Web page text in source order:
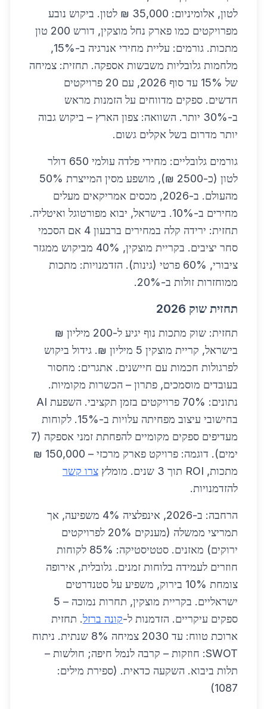
לטון, אלומיניום: 35,000 ₪ לטון. ביקוש נובע
מפרויקטים כמו פארק נחל מוצקין, דורש 200 טון
מתכות. גורמים: עליית מחירי אנרגיה ב-15%,
מלחמות גלובליות משבשות אספקה. תחזית: צמיחה
של 15% עד סוף 2026, עם 20 פרויקטים
חדשים. ספקים מדווחים על הזמנות מראש
ב-30% יותר. השוואה: צפון הארץ – ביקוש גבוה
יותר מדרום בשל אקלים גשום.
גורמים גלובליים: מחירי פלדה עולמי 650 דולר
לטון (כ-2500 ₪), מושפע מסין המייצרת 50%
מהעולם. ב-2026, מכסים אמריקאים מעלים
מחירים ב-10%. בישראל, יבוא מפורטוגל ואיטליה.
תחזית: ירידה קלה במחירים ברבעון 4 אם הסכמי
סחר יציבים. בקריית מוצקין, 40% מביקוש ממגזר
ציבורי, 60% פרטי (גינות). הזדמנויות: מתכות
ממוחזרות זולות ב-20%.
תחזית שוק 2026
תחזית: שוק מתכות נוף יגיע ל-200 מיליון ₪
בישראל, קריית מוצקין 5 מיליון ₪. גידול ביקוש
לפרגולות חכמות עם חיישנים. אתגרים: מחסור
בעובדים מוסמכים, פתרון – הכשרות מקומיות.
נתונים: 70% פרויקטים בזמן תקציבי. השפעת AI
בחישובי עיצוב מפחיתה עלויות ב-15%. לקוחות
מעדיפים ספקים מקומיים להפחתת זמני אספקה (7
ימים). דוגמה: פרויקט פארק מרכזי – 150,000 ₪
מתכות, ROI תוך 3 שנים. מומלץ
צרו קשר
להזדמנויות.
הרחבה: ב-2026, אינפלציה 4% משפיעה, אך
תמריצי ממשלה (מענקים 20% לפרויקטים
ירוקים) מאזנים. סטטיסטיקה: 85% לקוחות
חוזרים לעמידה בלוחות זמנים. גלובלית, אירופה
צומחת 10% בירוק, משפיע על סטנדרטים
ישראליים. בקריית מוצקין, תחרות נמוכה – 5
ספקים עיקריים. הזדמנות ל-קונה ברזל. תחזית
ארוכת טווח: עד 2030 צמיחה 8% שנתית. ניתוח
SWOT: חוזקות – קרבה לנמל חיפה; חולשות –
תלות ביבוא. השקעה כדאית. (ספירת מילים:
1087)